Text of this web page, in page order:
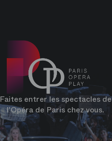
Faites entrer les spectacles de
l'Opéra de Paris chez vous.